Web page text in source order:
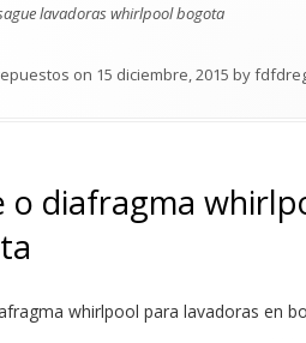
lavadoras whirlpool bogota
on 15 diciembre, 2015 by
o diafragma
whirlpool para lavadoras en